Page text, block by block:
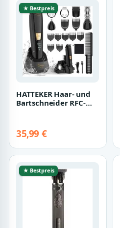
★ Bestpreis
HATTEKER Haar- und
Bartschneider RFC-
35,99 €
★ Bestpreis